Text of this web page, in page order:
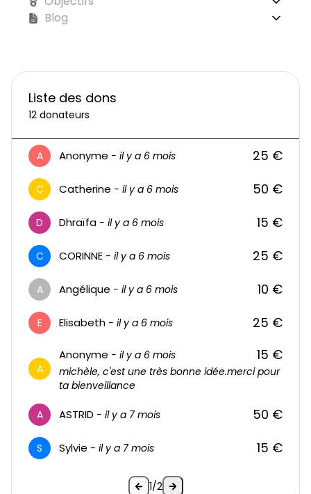
Blog
Liste des dons
12 donateurs
A Anonyme - il y a 6 mois 25 €
C Catherine - il y a 6 mois 50 €
D Dhraïfa - il y a 6 mois 15 €
C CORINNE - il y a 6 mois 25 €
A Angélique - il y a 6 mois 10 €
E Elisabeth - il y a 6 mois 25 €
A
Anonyme - il y a 6 mois 15 €
michèle, c'est une très bonne idée.merci pour
ta bienveillance
A ASTRID - il y a 7 mois 50 €
S Sylvie - il y a 7 mois 15 €
1/2